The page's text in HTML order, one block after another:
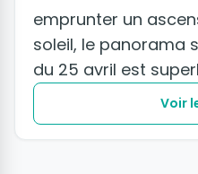
emprunter un
soleil, le panorama
Voir